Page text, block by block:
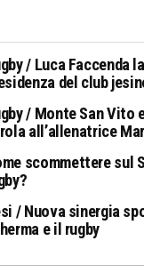
/ Luca Faccenda
del club
/ Monte San Vito
all’allenatrice
scommettere sul
/ Nuova sinergia
e il rugby